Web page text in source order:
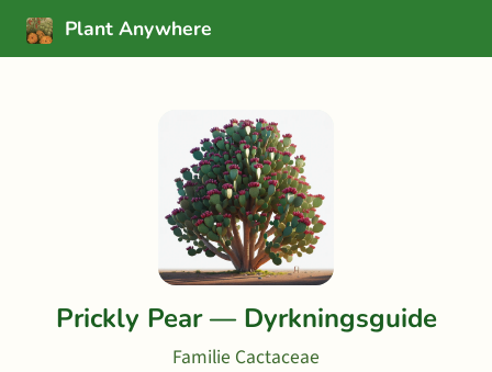
Plant Anywhere
Prickly Pear — Dyrkningsguide
Familie Cactaceae